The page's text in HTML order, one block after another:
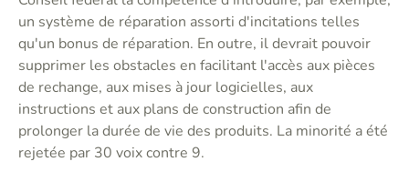
un système de réparation assorti d'incitations telles
qu'un bonus de réparation. En outre, il devrait pouvoir
supprimer les obstacles en facilitant l'accès aux pièces
de rechange, aux mises à jour logicielles, aux
instructions et aux plans de construction afin de
prolonger la durée de vie des produits. La minorité a été
rejetée par 30 voix contre 9.